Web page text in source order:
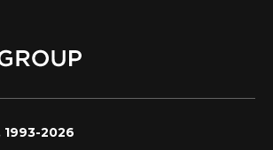
1993-2026